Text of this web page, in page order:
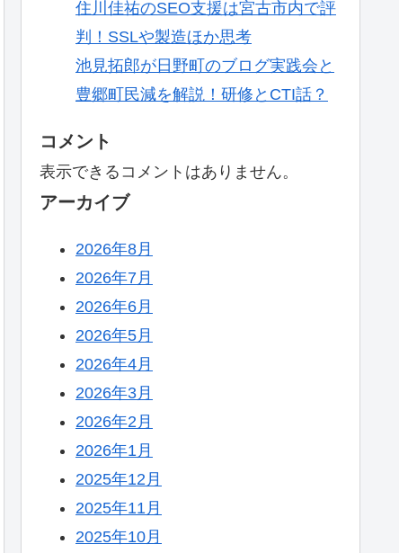
住川佳祐のSEO支援は宮古市内で評
判！SSLや製造ほか思考
池見拓郎が日野町のブログ実践会と
豊郷町民減を解説！研修とCTI話？
コメント
表示できるコメントはありません。
アーカイブ
2026年8月
2026年7月
2026年6月
2026年5月
2026年4月
2026年3月
2026年2月
2026年1月
2025年12月
2025年11月
2025年10月